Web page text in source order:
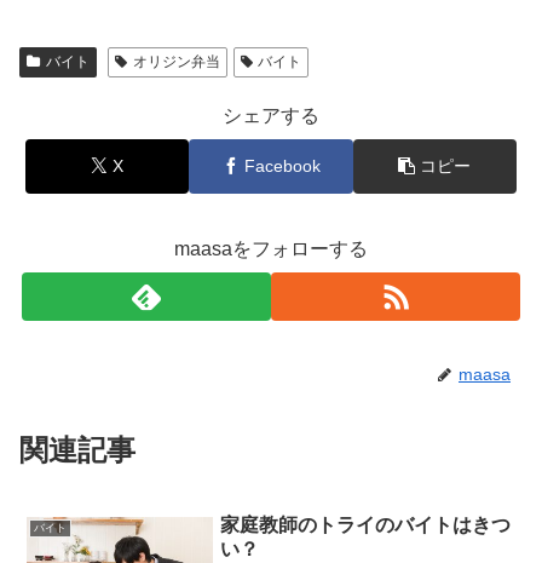
バイト オリジン弁当 バイト
シェアする
X Facebook コピー
maasaをフォローする
maasa
関連記事
バイト
家庭教師のトライのバイトはきつ
い？